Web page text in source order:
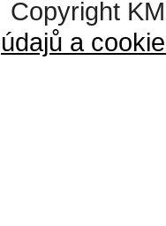
Copyright
údajů a